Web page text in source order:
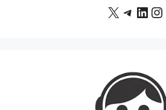
اینستاگرم
لینکداین
تلگرام
X